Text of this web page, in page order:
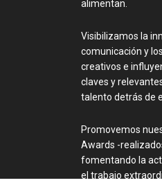
alimentan.
Visibilizamos la
comunicación y
creativos e
claves y
talento detrás de
Promovemos
Awards -
fomentando la
el trabajo